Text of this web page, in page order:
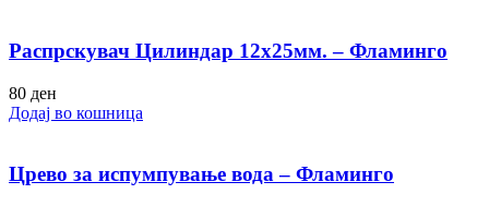
Распрскувач Цилиндар 12х25мм. – Фламинго
80 ден
Додај во кошница
Црево за испумпување вода – Фламинго